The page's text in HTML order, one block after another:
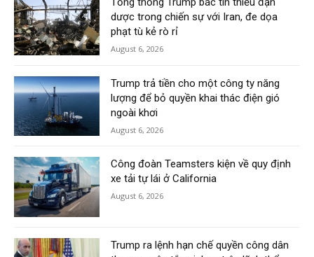
dược trong chiến sự với Iran, đe dọa
phạt tù kẻ rò rỉ
August 6, 2026
Trump trả tiền cho một công ty năng
lượng để bỏ quyền khai thác điện gió
ngoài khơi
August 6, 2026
Công đoàn Teamsters kiện về quy định
xe tải tự lái ở California
August 6, 2026
Trump ra lệnh hạn chế quyền công dân